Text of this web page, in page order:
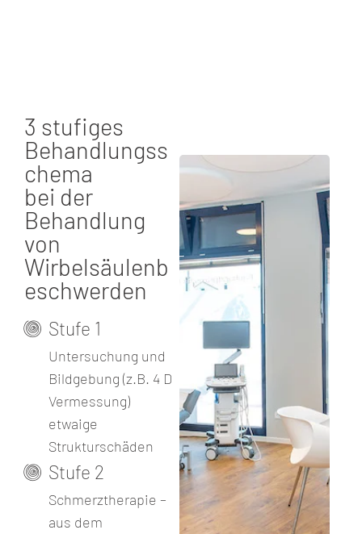
3 stufiges
Behandlungss
chema
bei der
Behandlung
von
Wirbelsäulenb
eschwerden
Stufe 1
Untersuchung und
Bildgebung (z.B. 4 D
Vermessung)
etwaige
Strukturschäden
Stufe 2
Schmerztherapie –
aus dem